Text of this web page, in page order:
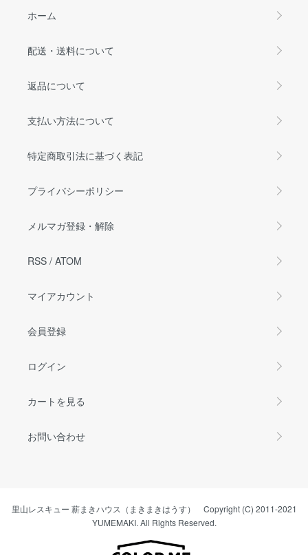
ホーム
配送・送料について
返品について
支払い方法について
特定商取引法に基づく表記
プライバシーポリシー
メルマガ登録・解除
RSS / ATOM
マイアカウント
会員登録
ログイン
カートを見る
お問い合わせ
里山レスキュー 薪まきハウス（まきまきはうす） Copyright (C) 2011-2021
YUMEMAKI. All Rights Reserved.